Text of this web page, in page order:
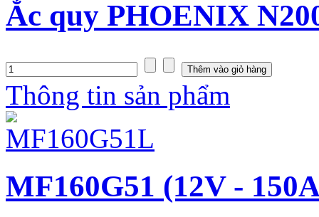
Ắc quy PHOENIX
Thông tin sản phẩm
MF160G51 (12V -